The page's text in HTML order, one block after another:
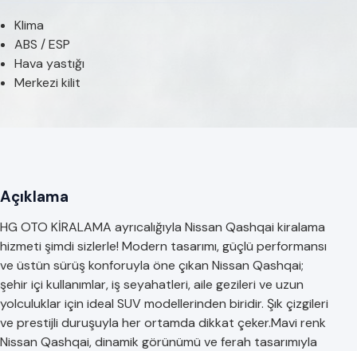
Klima
ABS / ESP
Hava yastığı
Merkezi kilit
Açıklama
HG OTO KİRALAMA ayrıcalığıyla Nissan Qashqai kiralama
hizmeti şimdi sizlerle! Modern tasarımı, güçlü performansı
ve üstün sürüş konforuyla öne çıkan Nissan Qashqai;
şehir içi kullanımlar, iş seyahatleri, aile gezileri ve uzun
yolculuklar için ideal SUV modellerinden biridir. Şık çizgileri
ve prestijli duruşuyla her ortamda dikkat çeker.Mavi renk
Nissan Qashqai, dinamik görünümü ve ferah tasarımıyla